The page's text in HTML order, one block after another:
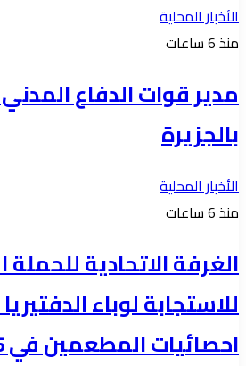
الأخبار المحلية
منذ 6 ساعات
مدير قوات الدفاع
بالجزيرة
الأخبار المحلية
منذ 6 ساعات
الغرفة الاتحادية
للاستجابة لوباء
احصائيات المطعمين في 5 ولايات.